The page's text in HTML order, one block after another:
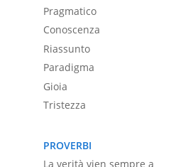
Pragmatico
Conoscenza
Riassunto
Paradigma
Gioia
Tristezza
PROVERBI
La verità vien sempre a